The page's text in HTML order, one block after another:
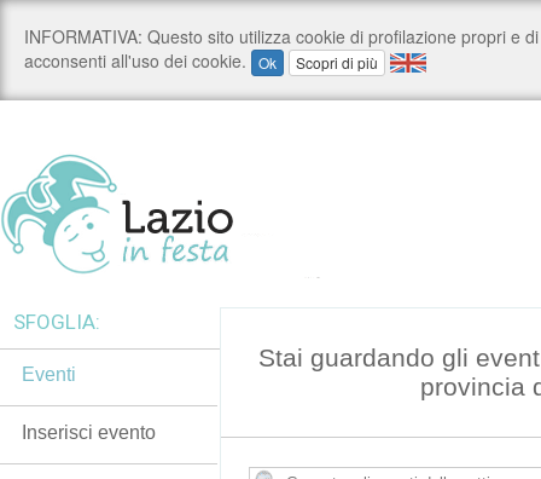
Stai guardando gli
provincia
SFOGLIA:
Eventi
Inserisci evento